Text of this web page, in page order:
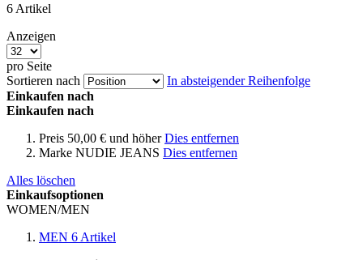
6 Artikel
Anzeigen
pro Seite
Sortieren nach
In absteigender Reihenfolge
Einkaufen nach
Einkaufen nach
Preis 50,00 € und höher Dies entfernen
Marke NUDIE JEANS Dies entfernen
Alles löschen
Einkaufsoptionen
WOMEN/MEN
MEN 6 Artikel